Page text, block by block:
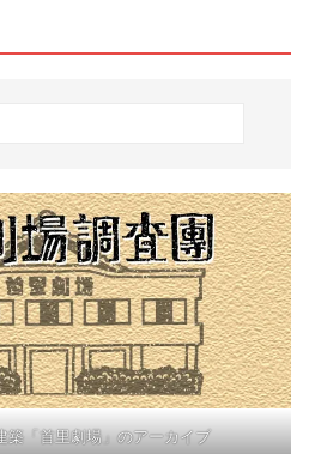
築「首里劇場」のアーカイブ